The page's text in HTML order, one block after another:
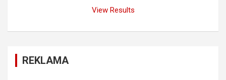
View Results
REKLAMA